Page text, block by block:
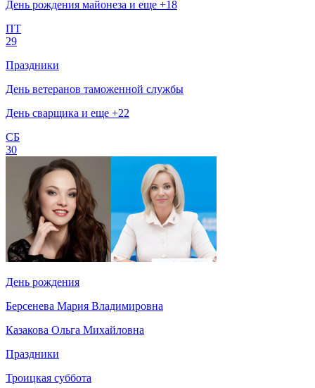
День рождения майонеза и еще +18
ПТ
29
Праздники
День ветеранов таможенной службы
День сварщика и еще +22
СБ
30
День рождения
Берсенева Мария Владимировна
Казакова Ольга Михайловна
Праздники
Троицкая суббота